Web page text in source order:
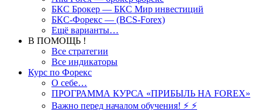
БКС Брокер — БКС Мир инвестиций
БКС-Форекс — (BCS-Forex)
Ещё варианты…
В ПОМОЩЬ !
Все стратегии
Все индикаторы
Курс по Форекс
О себе…
ПРОГРАММА КУРСА «ПРИБЫЛЬ НА FOREX»
Важно перед началом обучения! ⚡ ⚡